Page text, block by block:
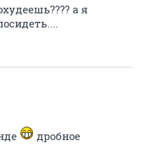
а я
дробное